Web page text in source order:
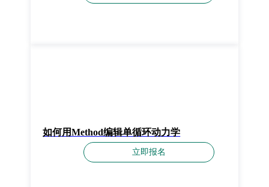
如何用Method编辑单循环动力学
立即报名